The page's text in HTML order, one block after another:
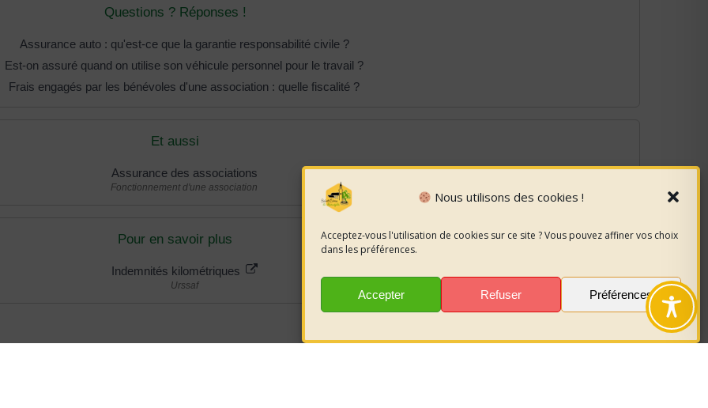
Nous utilisons des cookies !
Acceptez-vous l'utilisation de cookies sur ce site ? Vous pouvez affiner vos choix
dans les préférences.
Accepter Refuser Préférences
Questions ? Réponses !
Assurance auto : qu'est-ce que la garantie responsabilité civile ?
Est-on assuré quand on utilise son véhicule personnel pour le travail ?
Frais engagés par les bénévoles d'une association : quelle fiscalité ?
Et aussi
Assurance des associations
Fonctionnement d'une association
Pour en savoir plus
Indemnités kilométriques
Urssaf